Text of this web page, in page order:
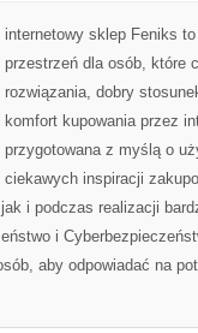
internetowy sklep Feniks
przestrzeń dla osób, które
rozwiązania, dobry
komfort kupowania przez
przygotowana z myślą o
ciekawych inspiracji
i podczas realizacji
i
aby odpowiadać na